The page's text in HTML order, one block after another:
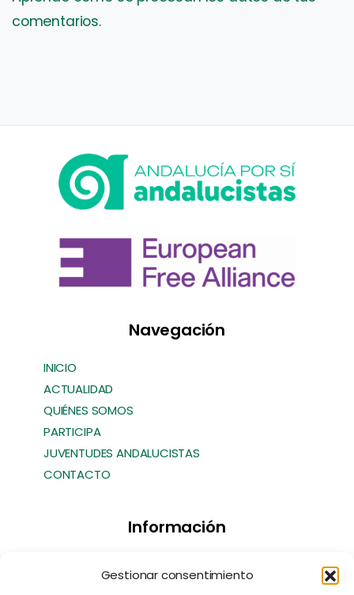
Gestionar consentimiento
comentarios.
Navegación
INICIO
ACTUALIDAD
QUIÉNES SOMOS
PARTICIPA
JUVENTUDES ANDALUCISTAS
CONTACTO
Información